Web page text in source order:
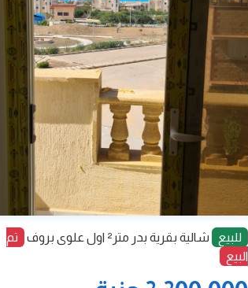
للبيع شالية بقرية بدر متر² اول علوى بروف
تم
البيع